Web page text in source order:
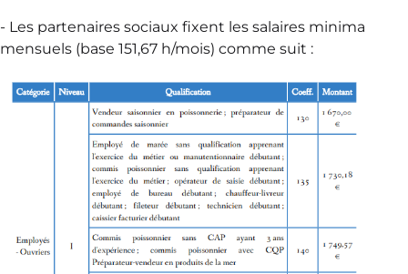
- Les partenaires sociaux fixent les salaires minima
mensuels (base 151,67 h/mois) comme suit :